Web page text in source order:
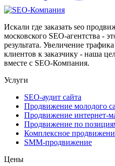
Искали где заказать seo
московского SEO-агентства -
результата. Увеличение
клиентов к заказчику - наша
вместе с SEO-Компания.
Услуги
SEO-аудит сайта
Продвижение молодого
Продвижение интернет-
Продвижение по
Комплексное
SMM-продвижение
Цены